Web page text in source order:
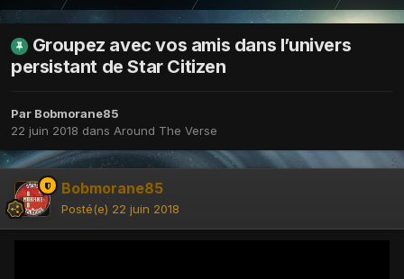
Groupez avec vos amis dans l’univers
persistant de Star Citizen
Par Bobmorane85
22 juin 2018 dans Around The Verse
Bobmorane85
Posté(e) 22 juin 2018